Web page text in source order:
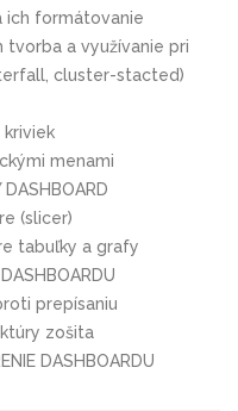
ich formátovanie
a využívanie pri
cluster-stacted)
kriviek
menami
(slicer)
tabuľky a grafy
prepísaniu
zošita
DASHBOARDU